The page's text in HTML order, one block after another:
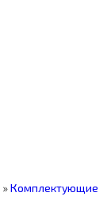
»Комплектующие